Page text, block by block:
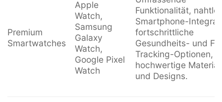
Premium
Smartwatches
Apple
Watch,
Samsung
Galaxy
Watch,
Google Pixel
Watch
Funktionalität,
Smartphone-
fortschrittliche
Gesundheits- und
Tracking-Optionen,
hochwertige
und Designs.